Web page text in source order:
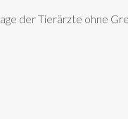
der Tierärzte ohne